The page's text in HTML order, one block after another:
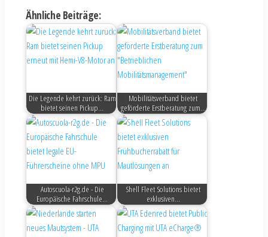
Ähnliche Beiträge:
Die Legende kehrt zurück: Ram
bietet seinen Pickup…
Mobilitätsverband bietet
geförderte Erstberatung zum…
Autoscuola-r2g.de - Die
Europäische Fahrschule…
Shell Fleet Solutions bietet
exklusiven…